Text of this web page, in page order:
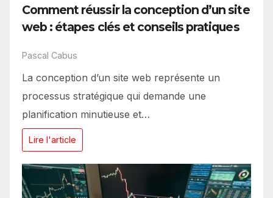
Comment réussir la conception d’un site
web : étapes clés et conseils pratiques
Pascal Cabus
La conception d’un site web représente un
processus stratégique qui demande une
planification minutieuse et…
Lire l'article